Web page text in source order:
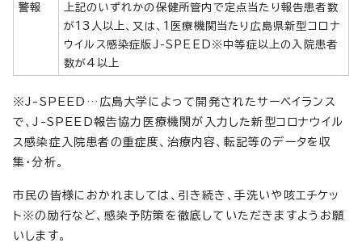
警報
上記のいずれかの保健所管内で定点当たり報告患者数
が13人以上、又は、1医療機関当たり広島県新型コロナ
ウイルス感染症版J-SPEED※中等症以上の入院患者
数が4以上
※J-SPEED…広島大学によって開発されたサーベイランス
で、J-SPEED報告協力医療機関が入力した新型コロナウイル
ス感染症入院患者の重症度、治療内容、転記等のデータを収
集・分析。
市民の皆様におかれましては、引き続き、手洗いや咳エチケッ
ト※の励行など、感染予防策を徹底していただきますようお願
いします。